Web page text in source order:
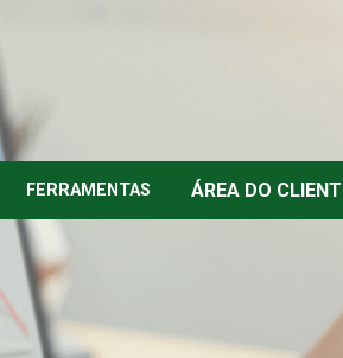
FERRAMENTAS ÁREA DO